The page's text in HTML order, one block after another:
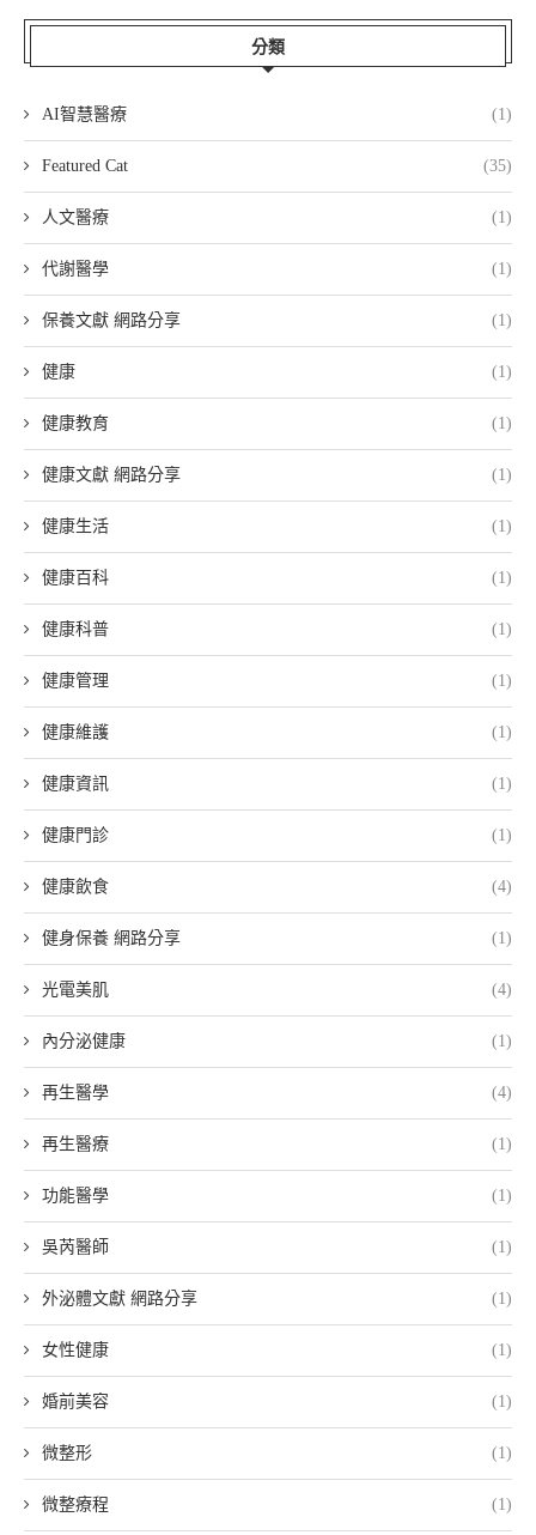
分類
AI智慧醫療 (1)
Featured Cat (35)
人文醫療 (1)
代謝醫學 (1)
保養文獻 網路分享 (1)
健康 (1)
健康教育 (1)
健康文獻 網路分享 (1)
健康生活 (1)
健康百科 (1)
健康科普 (1)
健康管理 (1)
健康維護 (1)
健康資訊 (1)
健康門診 (1)
健康飲食 (4)
健身保養 網路分享 (1)
光電美肌 (4)
內分泌健康 (1)
再生醫學 (4)
再生醫療 (1)
功能醫學 (1)
吳芮醫師 (1)
外泌體文獻 網路分享 (1)
女性健康 (1)
婚前美容 (1)
微整形 (1)
微整療程 (1)